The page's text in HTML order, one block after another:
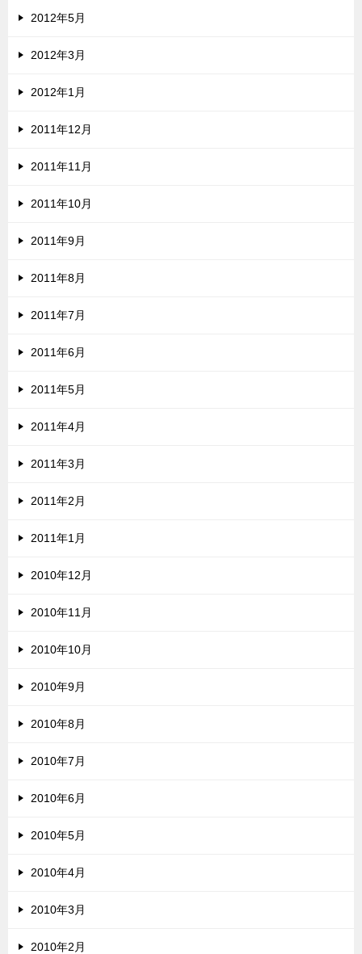
2012年5月
2012年3月
2012年1月
2011年12月
2011年11月
2011年10月
2011年9月
2011年8月
2011年7月
2011年6月
2011年5月
2011年4月
2011年3月
2011年2月
2011年1月
2010年12月
2010年11月
2010年10月
2010年9月
2010年8月
2010年7月
2010年6月
2010年5月
2010年4月
2010年3月
2010年2月